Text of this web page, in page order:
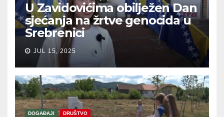
U Zavidovićima obilježen Dan
sjećanja na žrtve genocida u
Srebrenici
JUL 15, 2025
DOGAĐAJI DRUŠTVO